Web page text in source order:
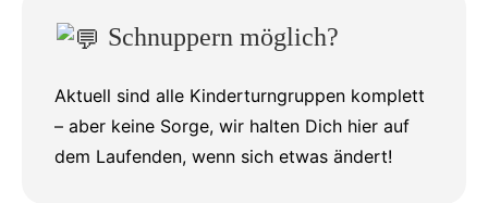
Schnuppern möglich?
Aktuell sind alle Kinderturngruppen komplett
– aber keine Sorge, wir halten Dich hier auf
dem Laufenden, wenn sich etwas ändert!